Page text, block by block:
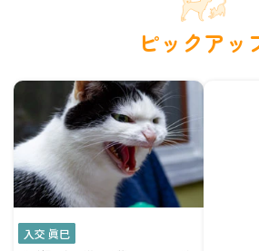
ピックアッ
入交 眞巳